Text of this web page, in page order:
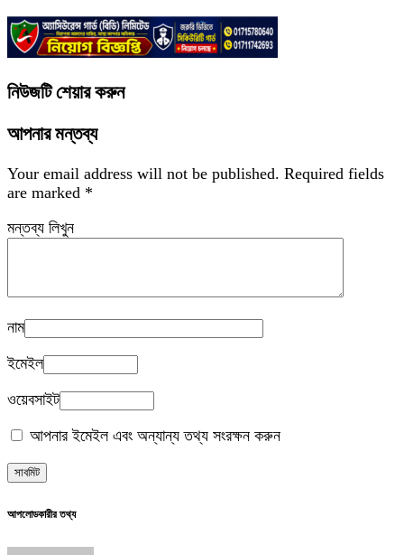
নিউজটি শেয়ার করুন
আপনার মন্তব্য
Your email address will not be published. Required fields
are marked *
মন্তব্য লিখুন
নাম
ইমেইল
ওয়েবসাইট
আপনার ইমেইল এবং অন্যান্য তথ্য সংরক্ষন করুন
আপলোডকারীর তথ্য